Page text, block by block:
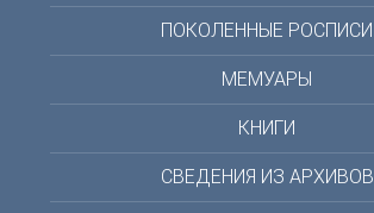
ПОКОЛЕННЫЕ РОСПИСИ
МЕМУАРЫ
КНИГИ
СВЕДЕНИЯ ИЗ АРХИВОВ